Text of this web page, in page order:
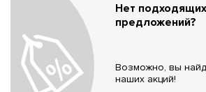
Нет подходящих
предложений?
Возможно, вы
наших акций!